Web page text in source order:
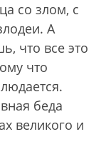
со злом, с
А
что все это
что
беда
великого и